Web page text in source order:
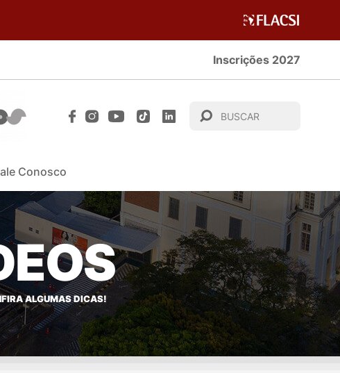
Inscrições 2027
Conosco
ALGUMAS DICAS!